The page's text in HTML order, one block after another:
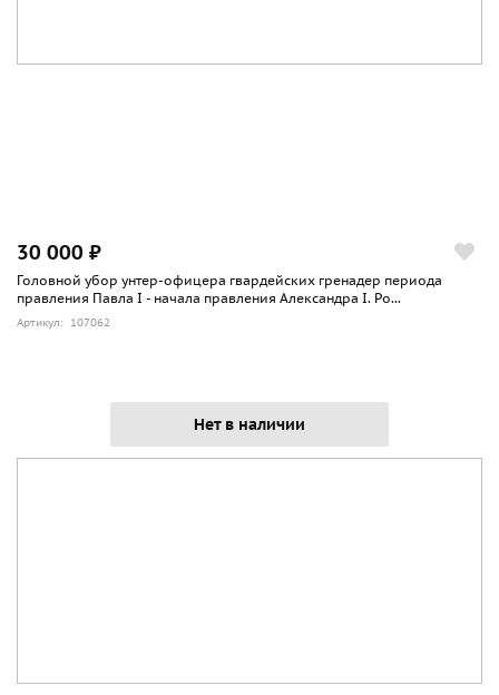
30 000 ₽
Головной убор унтер-офицера гвардейских гренадер периода
правления Павла I - начала правления Александра I. Ро...
Артикул: 107062
Нет в наличии